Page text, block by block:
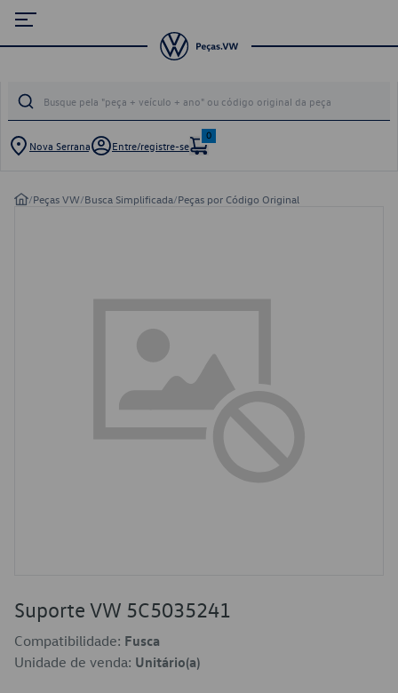
Nova Serrana Entre/registre-se
0
/Peças VW/Busca Simplificada/Peças por Código Original
Suporte VW 5C5035241
Compatibilidade: Fusca
Unidade de venda: Unitário(a)